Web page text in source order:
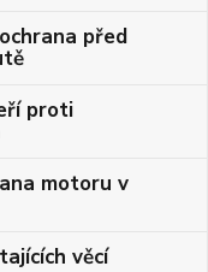
před
proti
motoru v
věcí